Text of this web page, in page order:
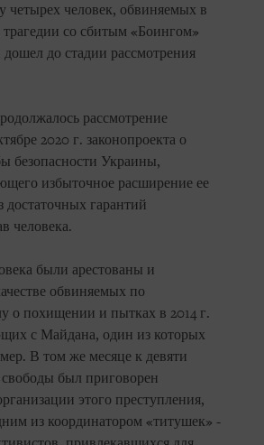
четырех человек, обвиняемых в
трагедии со сбитым «Боингом»
дошел до стадии рассмотрения
рассмотрение
2020 г. законопроекта о
безопасности Украины,
избыточное расширение ее
достаточных гарантий
человека.
были арестованы и
обвиняемых по
о похищении и пытках в 2014 г.
с Майдана, один из которых
В том же месяце к девяти
был приговорен
этого преступления,
из координатором «титушек» -